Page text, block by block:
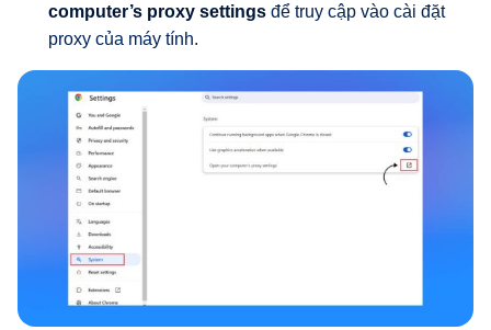
computer’s proxy settings để truy cập vào cài đặt
proxy của máy tính.